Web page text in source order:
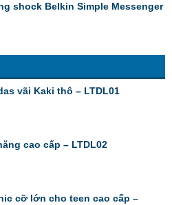
shock Belkin Simple Messenger
vãi Kaki thô – LTDL01
cao cấp – LTDL02
cỡ lớn cho teen cao cấp –